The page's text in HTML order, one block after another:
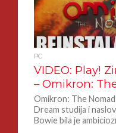
PC
VIDEO: Play!
– Omikron:
Omikron: The
Dream studija i
Bowie bila je